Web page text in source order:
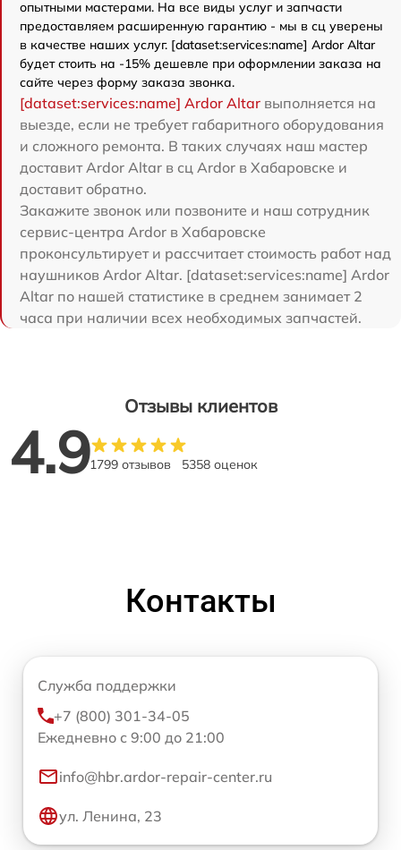
опытными мастерами. На все виды услуг и запчасти
предоставляем расширенную гарантию - мы в сц уверены
в качестве наших услуг. [dataset:services:name] Ardor Аltar
будет стоить на -15% дешевле при оформлении заказа на
сайте через форму заказа звонка.
[dataset:services:name] Ardor Аltar выполняется на
выезде, если не требует габаритного оборудования
и сложного ремонта. В таких случаях наш мастер
доставит Ardor Аltar в сц Ardor в Хабаровске и
доставит обратно.
Закажите звонок или позвоните и наш сотрудник
сервис-центра Ardor в Хабаровске
проконсультирует и рассчитает стоимость работ над
наушников Ardor Аltar. [dataset:services:name] Ardor
Аltar по нашей статистике в среднем занимает 2
часа при наличии всех необходимых запчастей.
Отзывы клиентов
4.91799 отзывов 5358 оценок
Контакты
Служба поддержки
+7 (800) 301-34-05
Ежедневно с 9:00 до 21:00
info@hbr.ardor-repair-center.ru
ул. Ленина, 23